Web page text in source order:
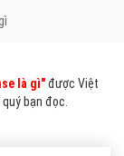
là gì"được Việt
bạn đọc.